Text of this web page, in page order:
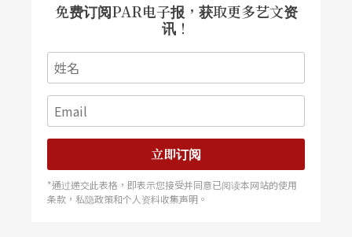
生活、是生命，而不是「经营」，她辞去了国立艺
术学院的教职，也不再那么勤于看舞、论舞，在山
上的家中过著淸修简易的生活。同时，她开始随本
能唱歌、绘画、跳舞。
陶馥兰说，当你回到最单纯的生命时，「连声带都
可以跟著身体起舞的。」在一次与原住民聚会的机
缘里，启发了陶馥兰「发声」的欲望，并且随时随
免费订阅PAR电子报，获取更多艺文资
讯！
立即订阅
*通过递交此表格，即表示您接受并同意已阅读本网站的使用
条款，私隐政策和个人资料收集声明。